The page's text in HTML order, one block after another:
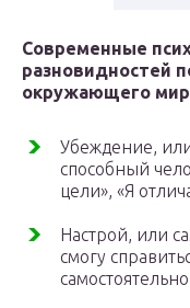
Современные
разновидностей
окружающего
Убеждение,
способный
цели», «Я
Настрой, или
смогу